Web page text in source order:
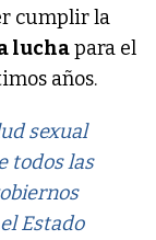
cumplir la
luchapara el
años.
sexual
todos las
Estado